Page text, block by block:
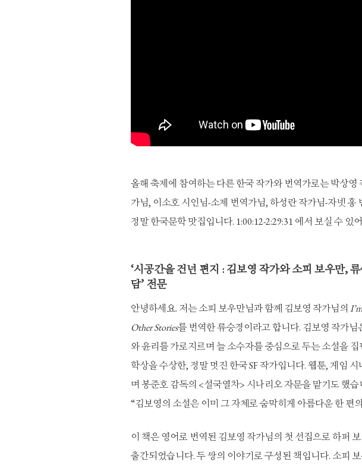
올해 축제에 참여하는 다른 한국 작가와 번역가로는 박상영
가님, 이소호 시인님-소제 번역가님, 하성란 작가님-자넷 홍
정말 한국문학 맛집입니다. 1:00:12-2:29:31 에서 보실 수 있
‘시공간을 건넌 편지 : 김보영 작가와 소피 보우만,
담’ 전문
안녕하세요. 저는 소피 보우만님과 함께 김보영 작가님의
Other Stories를 번역한 류승경이라고 합니다. 김보영 작가님
와 윤리를 가로지르며 늘 소수자를 중심으로 두는 소설을
학상을 수상한, 정말 멋진 한국 SF 작가입니다. 웹툰, 게임
며 봉준호 감독의 <설국열차> 시나리오 자문을 맡기도 했
“김보영의 소설은 이미 그 자체로 숨막히게 아름다운 한 편
이 책은 영어로 번역된 김보영 작가님의 첫 선집으로 하퍼
출간되었습니다. 두 쌍의 이야기로 구성된 책입니다. 소피